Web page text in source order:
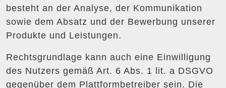
besteht an der Analyse, der Kommunikation
sowie dem Absatz und der Bewerbung unserer
Produkte und Leistungen.
Rechtsgrundlage kann auch eine Einwilligung
des Nutzers gemäß Art. 6 Abs. 1 lit. a DSGVO
gegenüber dem Plattformbetreiber sein. Die